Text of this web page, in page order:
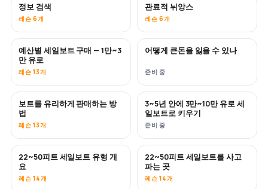
정보 검색
레슨 6개
관료적 뉘앙스
레슨 6개
곧 공개
예산별 세일보트 구매 — 1만~3
만 유로
레슨 13개
곧 공개
어떻게 큰돈을 잃을 수 있나
준비 중
신규
보트를 유리하게 판매하는 방
법
레슨 13개
신규
3~5년 안에 3만~10만 유로 세
일보트로 키우기
준비 중
곧 공개
22~50피트 세일보트 유형 개
요
레슨 14개
곧 공개
22~50피트 세일보트를 사고
파는 곳
레슨 14개